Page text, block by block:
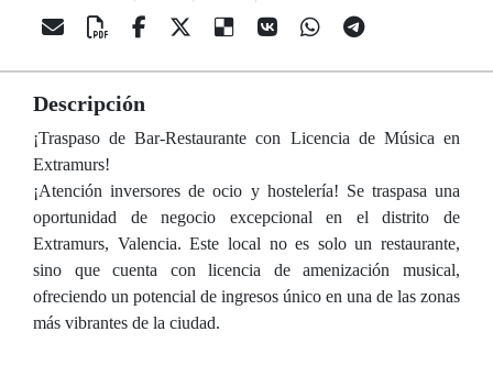
Descripción
¡Traspaso de Bar-Restaurante con Licencia de Música en
Extramurs!
¡Atención inversores de ocio y hostelería! Se traspasa una
oportunidad de negocio excepcional en el distrito de
Extramurs, Valencia. Este local no es solo un restaurante,
sino que cuenta con licencia de amenización musical,
ofreciendo un potencial de ingresos único en una de las zonas
más vibrantes de la ciudad.